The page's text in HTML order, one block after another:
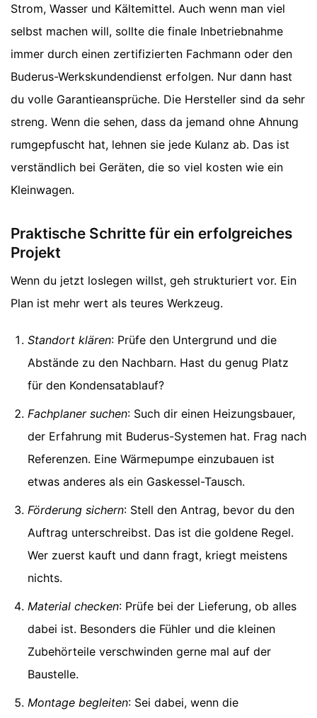
Strom, Wasser und Kältemittel. Auch wenn man viel
selbst machen will, sollte die finale Inbetriebnahme
immer durch einen zertifizierten Fachmann oder den
Buderus-Werkskundendienst erfolgen. Nur dann hast
du volle Garantieansprüche. Die Hersteller sind da sehr
streng. Wenn die sehen, dass da jemand ohne Ahnung
rumgepfuscht hat, lehnen sie jede Kulanz ab. Das ist
verständlich bei Geräten, die so viel kosten wie ein
Kleinwagen.
Praktische Schritte für ein erfolgreiches
Projekt
Wenn du jetzt loslegen willst, geh strukturiert vor. Ein
Plan ist mehr wert als teures Werkzeug.
Standort klären: Prüfe den Untergrund und die
Abstände zu den Nachbarn. Hast du genug Platz
für den Kondensatablauf?
Fachplaner suchen: Such dir einen Heizungsbauer,
der Erfahrung mit Buderus-Systemen hat. Frag nach
Referenzen. Eine Wärmepumpe einzubauen ist
etwas anderes als ein Gaskessel-Tausch.
Förderung sichern: Stell den Antrag, bevor du den
Auftrag unterschreibst. Das ist die goldene Regel.
Wer zuerst kauft und dann fragt, kriegt meistens
nichts.
Material checken: Prüfe bei der Lieferung, ob alles
dabei ist. Besonders die Fühler und die kleinen
Zubehörteile verschwinden gerne mal auf der
Baustelle.
Montage begleiten: Sei dabei, wenn die